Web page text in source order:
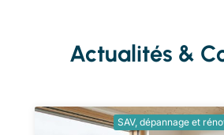
Actualités &
SAV, dépannage et